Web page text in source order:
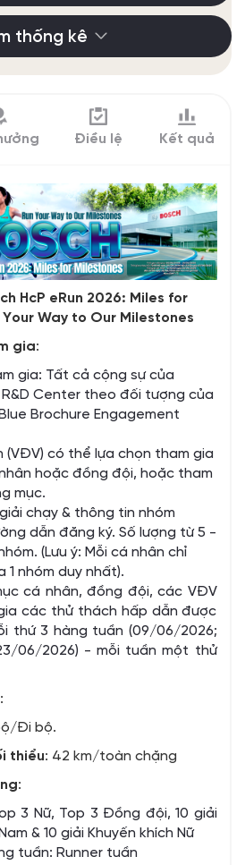
thống kê
Điều lệ Kết quả
HcP eRun 2026: Miles for
Your Way to Our Milestones
gia:
gia: Tất cả cộng sự của
R&D Center theo đối tượng của
Brochure Engagement
(VĐV) có thể lựa chọn tham gia
hoặc đồng đội, hoặc tham
mục.
chạy & thông tin nhóm
dẫn đăng ký. Số lượng từ 5 -
(Lưu ý: Mỗi cá nhân chỉ
1 nhóm duy nhất).
cá nhân, đồng đội, các VĐV
các thử thách hấp dẫn được
thứ 3 hàng tuần (09/06/2026;
06/2026) - mỗi tuần một thử
:
Đi bộ.
thiểu: 42 km/toàn chặng
:
3 Nữ, Top 3 Đồng đội, 10 giải
& 10 giải Khuyến khích Nữ
tuần: Runner tuần